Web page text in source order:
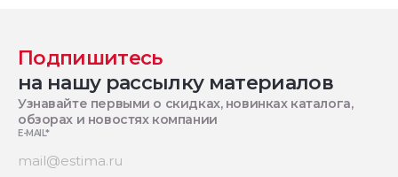
Подпишитесь
на нашу рассылку материалов
Узнавайте первыми о скидках, новинках каталога,
обзорах и новостях компании
E-MAIL*